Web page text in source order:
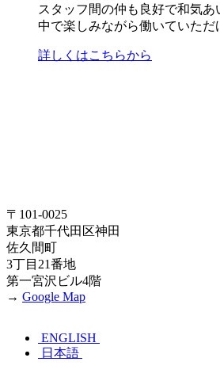
スタッフ間の仲も良好で和気
中で楽しみながら働いていただ
詳しくはこちらから
〒101-0025
東京都千代田区神田
佐久間町
3丁目21番地
第一宮沢ビル4階
→ Google Map
ENGLISH
日本語